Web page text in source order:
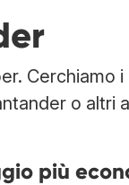
Cerchiamo
o altri
più